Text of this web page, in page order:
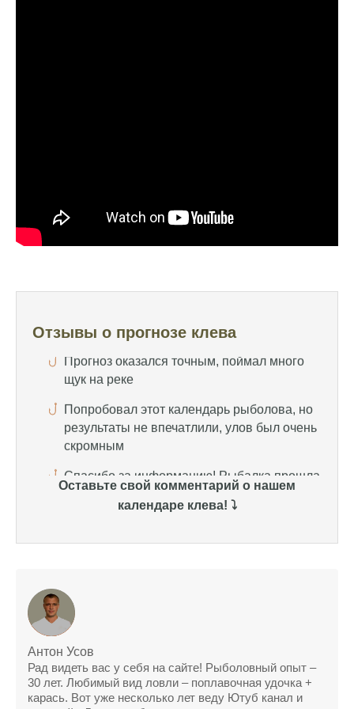
Отзывы о прогнозе клева
Попробовал этот календарь рыболова, но
скромным
отлично, уловил карпа и налима
Уже второй раз пользуюсь этим прогнозом,
Сегодня благодаря прогнозу клева удалось
поймать крупного щуку, удивлен, но это
Поймал всего одну рыбу, несмотря на
"удачный" прогноз клева, разочарован
Сегодняшний прогноз клева позволил мне
успешно поймать крупную щуку.
Прогноз клева на рыбалку на следующую
Оставьте свой комментарий о нашем
календаре клева! ⤵️
Антон Усов
Рад видеть вас у себя на сайте! Рыболовный опыт –
30 лет. Любимый вид ловли – поплавочная удочка +
карась. Вот уже несколько лет веду Ютуб канал и